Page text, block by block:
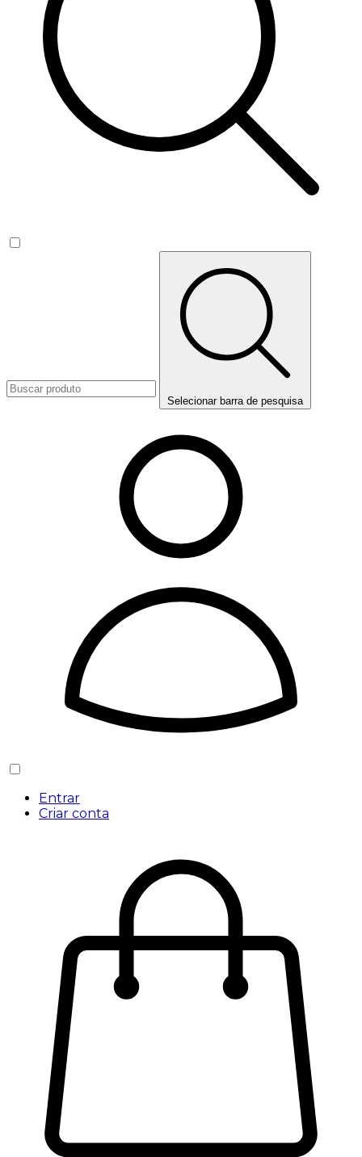
Selecionar barra de pesquisa
Entrar
Criar conta